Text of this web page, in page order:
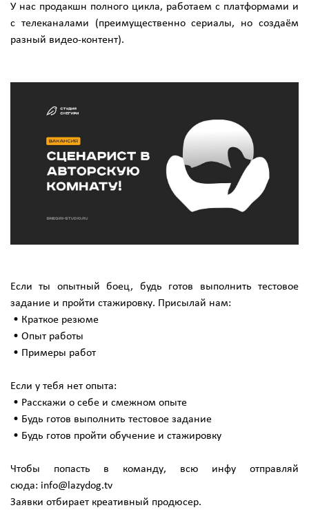
У нас продакшн полного цикла, работаем с платформами и
с телеканалами (преимущественно сериалы, но создаём
разный видео-контент).
Если ты опытный боец, будь готов выполнить тестовое
задание и пройти стажировку. Присылай нам:
• Краткое резюме
• Опыт работы
• Примеры работ
Если у тебя нет опыта:
• Расскажи о себе и смежном опыте
• Будь готов выполнить тестовое задание
• Будь готов пройти обучение и стажировку
Чтобы попасть в команду, всю инфу отправляй
сюда: info@lazydog.tv
Заявки отбирает креативный продюсер.